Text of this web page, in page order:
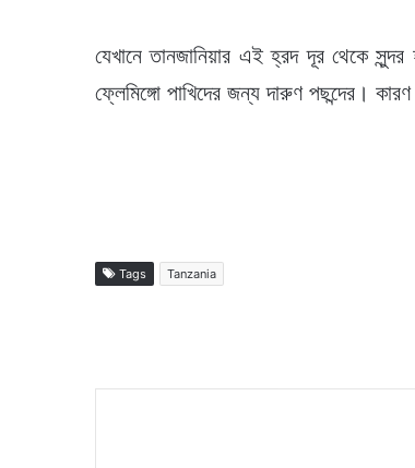
যেখানে তানজানিয়ার এই হ্রদ দূর থেকে
ফ্লেমিঙ্গো পাখিদের জন্য দারুণ পছন্দের।
Tags Tanzania